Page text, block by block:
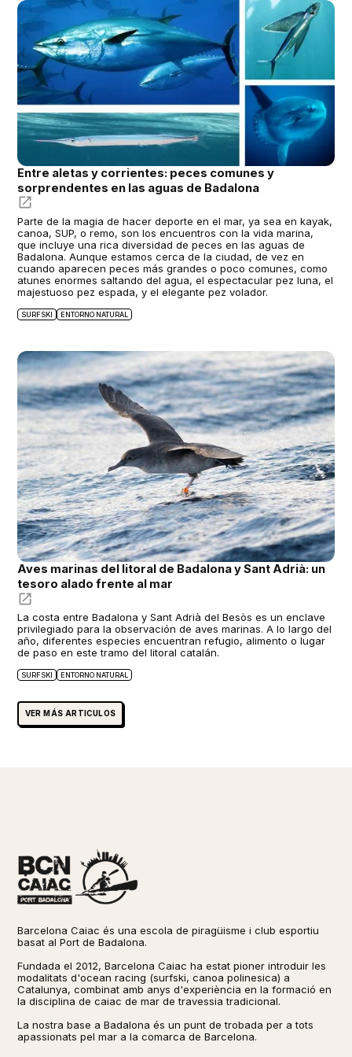
Entre aletas y corrientes: peces comunes y
sorprendentes en las aguas de Badalona
Parte de la magia de hacer deporte en el mar, ya sea en kayak,
canoa, SUP, o remo, son los encuentros con la vida marina,
que incluye una rica diversidad de peces en las aguas de
Badalona. Aunque estamos cerca de la ciudad, de vez en
cuando aparecen peces más grandes o poco comunes, como
atunes enormes saltando del agua, el espectacular pez luna, el
majestuoso pez espada, y el elegante pez volador.
SURFSKI ENTORNO NATURAL
Aves marinas del litoral de Badalona y Sant Adrià: un
tesoro alado frente al mar
La costa entre Badalona y Sant Adrià del Besòs es un enclave
privilegiado para la observación de aves marinas. A lo largo del
año, diferentes especies encuentran refugio, alimento o lugar
de paso en este tramo del litoral catalán.
SURFSKI ENTORNO NATURAL
VER MÁS ARTICULOS
Barcelona Caiac és una escola de piragüisme i club esportiu
basat al Port de Badalona.
Fundada el 2012, Barcelona Caiac ha estat pioner introduir les
modalitats d'ocean racing (surfski, canoa polinesica) a
Catalunya, combinat amb anys d'experiència en la formació en
la disciplina de caiac de mar de travessia tradicional. ​​
La nostra base a Badalona és un punt de trobada per a tots
apassionats pel mar a la comarca de Barcelona.